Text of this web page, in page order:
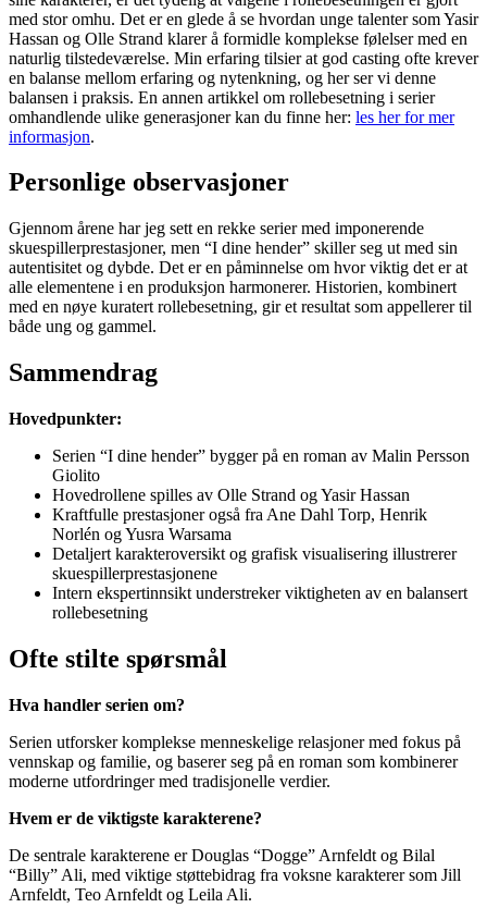
med stor omhu. Det er en glede å se hvordan unge talenter som Yasir
Hassan og Olle Strand klarer å formidle komplekse følelser med en
naturlig tilstedeværelse. Min erfaring tilsier at god casting ofte krever
en balanse mellom erfaring og nytenkning, og her ser vi denne
balansen i praksis. En annen artikkel om rollebesetning i serier
omhandlende ulike generasjoner kan du finne her: les her for mer
informasjon.
Personlige observasjoner
Gjennom årene har jeg sett en rekke serier med imponerende
skuespillerprestasjoner, men “I dine hender” skiller seg ut med sin
autentisitet og dybde. Det er en påminnelse om hvor viktig det er at
alle elementene i en produksjon harmonerer. Historien, kombinert
med en nøye kuratert rollebesetning, gir et resultat som appellerer til
både ung og gammel.
Sammendrag
Hovedpunkter:
Serien “I dine hender” bygger på en roman av Malin Persson
Giolito
Hovedrollene spilles av Olle Strand og Yasir Hassan
Kraftfulle prestasjoner også fra Ane Dahl Torp, Henrik
Norlén og Yusra Warsama
Detaljert karakteroversikt og grafisk visualisering illustrerer
skuespillerprestasjonene
Intern ekspertinnsikt understreker viktigheten av en balansert
rollebesetning
Ofte stilte spørsmål
Hva handler serien om?
Serien utforsker komplekse menneskelige relasjoner med fokus på
vennskap og familie, og baserer seg på en roman som kombinerer
moderne utfordringer med tradisjonelle verdier.
Hvem er de viktigste karakterene?
De sentrale karakterene er Douglas “Dogge” Arnfeldt og Bilal
“Billy” Ali, med viktige støttebidrag fra voksne karakterer som Jill
Arnfeldt, Teo Arnfeldt og Leila Ali.